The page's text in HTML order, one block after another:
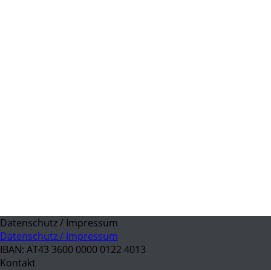
Datenschutz / Impressum
Datenschutz / Impressum
IBAN: AT43 3600 0000 0122 4013
Kontakt